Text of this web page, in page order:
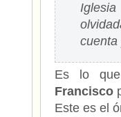
Iglesia
cuenta
Es lo
Francisco
Este es el